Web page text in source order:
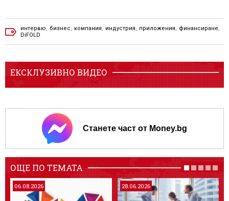
интервю, бизнес, компания, индустрия, приложения, финансиране,
DiFOLD
ЕКСКЛУЗИВНО ВИДЕО
Станете част от Money.bg
ОЩЕ ПО ТЕМАТА
06.08.2026 28.06.2026